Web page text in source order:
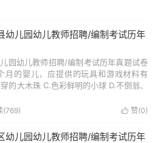
幼儿园幼儿教师招聘/编制考试历年
园幼儿教师招聘/编制考试历年真题试卷
月的婴儿，应提供的玩具和游戏材料有
的大木珠 C.色彩鲜明的小球 D.不倒翁、
(769)  赞(0)
幼儿园幼儿教师招聘/编制考试历年